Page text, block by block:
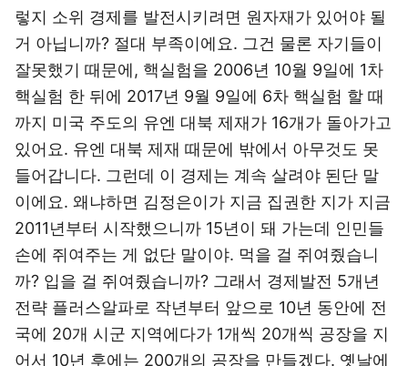
렇지 소위 경제를 발전시키려면 원자재가 있어야 될
거 아닙니까? 절대 부족이에요. 그건 물론 자기들이
잘못했기 때문에, 핵실험을 2006년 10월 9일에 1차
핵실험 한 뒤에 2017년 9월 9일에 6차 핵실험 할 때
까지 미국 주도의 유엔 대북 제재가 16개가 돌아가고
있어요. 유엔 대북 제재 때문에 밖에서 아무것도 못
들어갑니다. 그런데 이 경제는 계속 살려야 된단 말
이에요. 왜냐하면 김정은이가 지금 집권한 지가 지금
2011년부터 시작했으니까 15년이 돼 가는데 인민들
손에 쥐여주는 게 없단 말이야. 먹을 걸 쥐여줬습니
까? 입을 걸 쥐여줬습니까? 그래서 경제발전 5개년
전략 플러스알파로 작년부터 앞으로 10년 동안에 전
국에 20개 시군 지역에다가 1개씩 20개씩 공장을 지
어서 10년 후에는 200개의 공장을 만들겠다. 옛날에